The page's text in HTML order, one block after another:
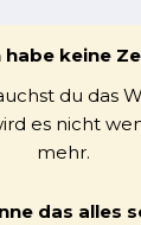
habe keine
du das
es nicht
mehr.
das alles